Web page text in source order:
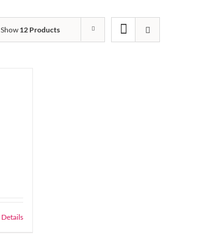
Show 12 Products
Details